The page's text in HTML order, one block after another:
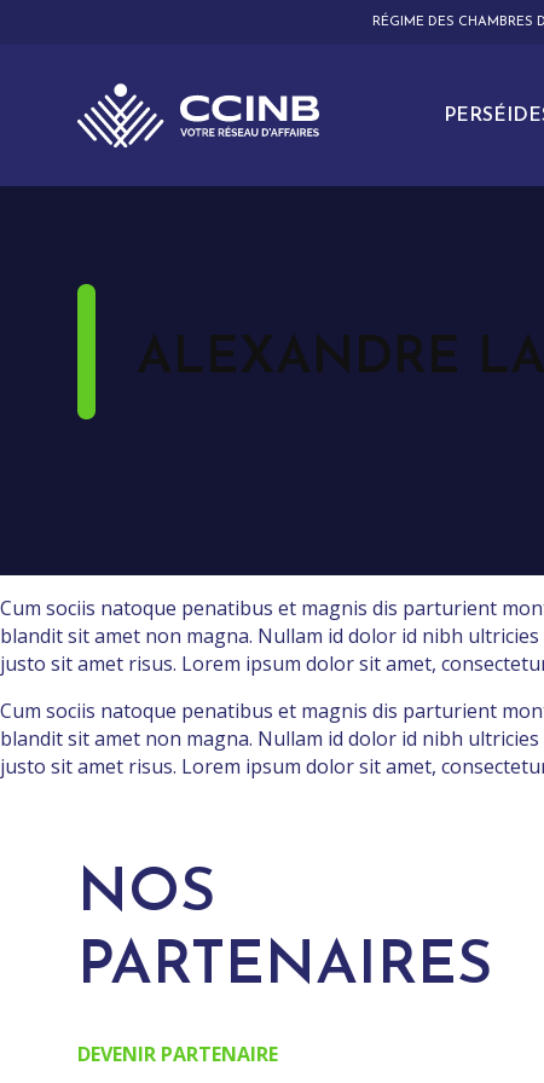
RÉGIME DES CHAMBRES
ALEXANDRE
Cum sociis natoque penatibus et magnis dis parturient
blandit sit amet non magna. Nullam id dolor id nibh
justo sit amet risus. Lorem ipsum dolor sit amet,
Cum sociis natoque penatibus et magnis dis parturient
blandit sit amet non magna. Nullam id dolor id nibh
justo sit amet risus. Lorem ipsum dolor sit amet,
NOS
PARTENAIRES
DEVENIR PARTENAIRE